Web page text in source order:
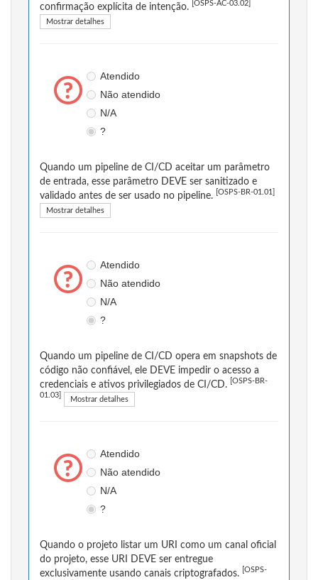
confirmação explícita de intenção. [OSPS-AC-03.02]
Mostrar detalhes
Atendido
Não atendido
N/A
?
Quando um pipeline de CI/CD aceitar um parâmetro
de entrada, esse parâmetro DEVE ser sanitizado e
validado antes de ser usado no pipeline.
[OSPS-BR-01.01]
Mostrar detalhes
Atendido
Não atendido
N/A
?
Quando um pipeline de CI/CD opera em snapshots de
código não confiável, ele DEVE impedir o acesso a
credenciais e ativos privilegiados de CI/CD.
[OSPS-BR-
01.03] Mostrar detalhes
Atendido
Não atendido
N/A
?
Quando o projeto listar um URI como um canal oficial
do projeto, esse URI DEVE ser entregue
exclusivamente usando canais criptografados.
[OSPS-